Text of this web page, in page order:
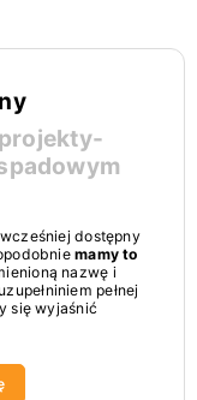
dostępny
mamy to
nazwę i
pełnej
się wyjaśnić